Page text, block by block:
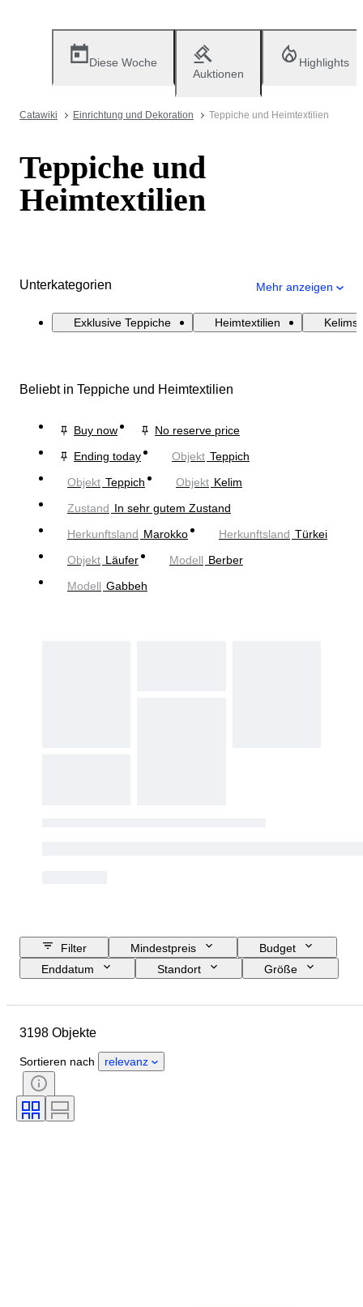
Diese Woche
Auktionen
Highlights
Catawiki Einrichtung und Dekoration Teppiche und Heimtextilien
Teppiche und
Heimtextilien
Unterkategorien Mehr anzeigen
Exklusive Teppiche Heimtextilien Kelims
Beliebt in Teppiche und Heimtextilien
Buy now
No reserve price
Ending today
Objekt Teppich
Objekt Teppich Objekt Kelim
Zustand In sehr gutem Zustand
Herkunftsland Marokko Herkunftsland Türkei
Objekt Läufer Modell Berber
Modell Gabbeh
Filter Mindestpreis
Budget
Enddatum
Standort
Größe
Material
Farbe
Schöpfer
Modell
3198 Objekte
Sortieren nach relevanz